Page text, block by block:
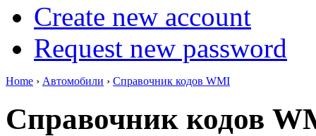
Create new account
Request new password
Home › Автомобили › Справочник кодов WMI
Справочник кодов